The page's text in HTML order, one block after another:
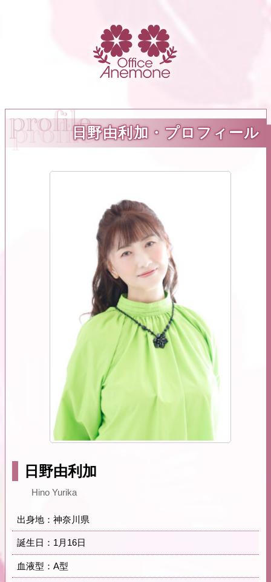
日野由利加・プロフィール
日野由利加
Hino Yurika
出身地：神奈川県
誕生日：1月16日
血液型：A型